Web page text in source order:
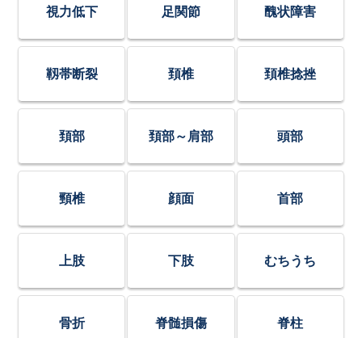
視力低下 足関節 醜状障害
靱帯断裂 頚椎 頚椎捻挫
頚部 頚部～肩部 頭部
頸椎 顔面 首部
上肢 下肢 むちうち
骨折 脊髄損傷 脊柱